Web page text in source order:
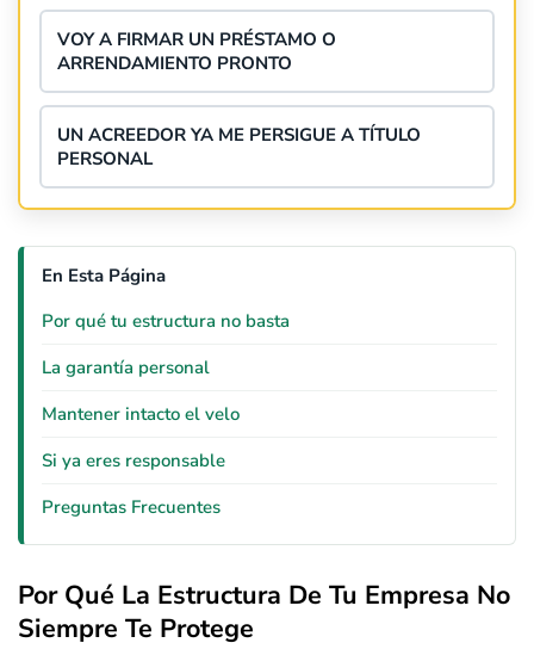
VOY A FIRMAR UN PRÉSTAMO O
ARRENDAMIENTO PRONTO
UN ACREEDOR YA ME PERSIGUE A TÍTULO
PERSONAL
En Esta Página
Por qué tu estructura no basta
La garantía personal
Mantener intacto el velo
Si ya eres responsable
Preguntas Frecuentes
Por Qué La Estructura De Tu Empresa No
Siempre Te Protege